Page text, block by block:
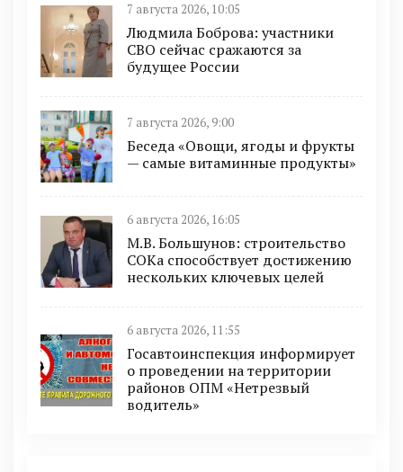
7 августа 2026, 10:05
Людмила Боброва: участники
СВО сейчас сражаются за
будущее России
7 августа 2026, 9:00
Беседа «Овощи, ягоды и фрукты
— самые витаминные продукты»
6 августа 2026, 16:05
М.В. Большунов: строительство
СОКа способствует достижению
нескольких ключевых целей
6 августа 2026, 11:55
Госавтоинспекция информирует
о проведении на территории
районов ОПМ «Нетрезвый
водитель»